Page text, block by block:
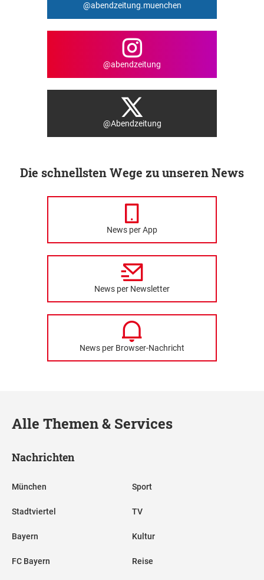
@abendzeitung.muenchen
@abendzeitung
@Abendzeitung
Die schnellsten Wege zu unseren News
News per App
News per Newsletter
News per Browser-Nachricht
Alle Themen & Services
Nachrichten
München
Stadtviertel
Bayern
FC Bayern
Sport
TV
Kultur
Reise